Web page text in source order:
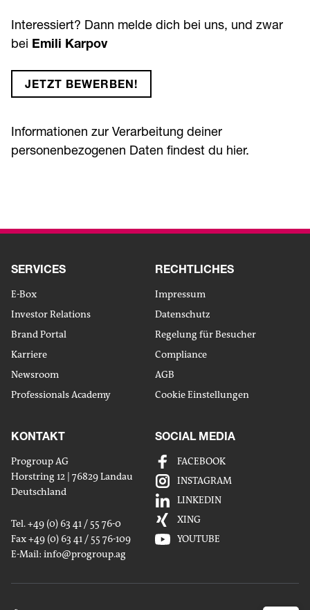
Interessiert? Dann melde dich bei uns, und zwar
bei Emili Karpov
JETZT BEWERBEN!
Informationen zur Verarbeitung deiner
personenbezogenen Daten findest du hier.
SERVICES
E-Box
Investor Relations
Brand Portal
Karriere
Newsroom
Professionals Academy
RECHTLICHES
Impressum
Datenschutz
Regelung für Besucher
Compliance
AGB
Cookie Einstellungen
KONTAKT
Progroup AG
Horstring 12 | 76829 Landau
Deutschland
Tel. +49 (0) 63 41 / 55 76-0
Fax +49 (0) 63 41 / 55 76-109
E-Mail: info@progroup.ag
SOCIAL MEDIA
FACEBOOK
INSTAGRAM
LINKEDIN
XING
YOUTUBE